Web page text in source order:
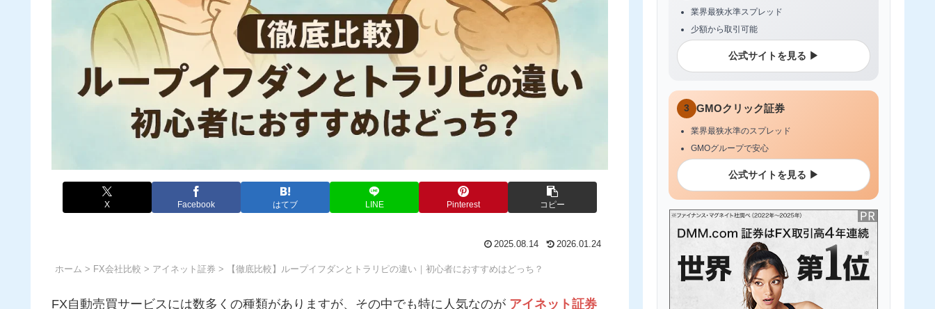
X Facebook はてブ LINE Pinterest コピー
2025.08.14 2026.01.24
ホーム > FX会社比較 > アイネット証券 > 【徹底比較】ループイフダンとトラリピの違い｜初心者におすすめはどっち？
FX自動売買サービスには数多くの種類がありますが、その中でも特に人気なのが アイネット証券
業界最狭水準スプレッド
少額から取引可能
公式サイトを見る ▶
3 GMOクリック証券
業界最狭水準のスプレッド
GMOグループで安心
公式サイトを見る ▶